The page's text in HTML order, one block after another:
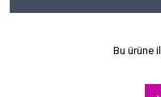
Bu ürüne